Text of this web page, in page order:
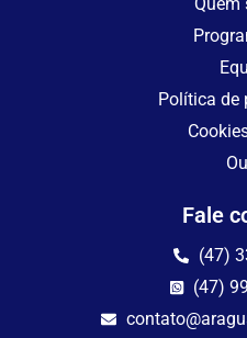
Política de
Fale
(47)
(47)